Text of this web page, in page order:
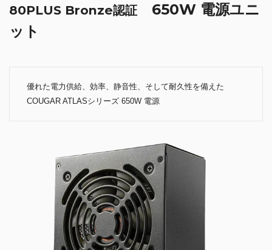
80PLUS Bronze認証 650W 電源ユニ
ット
優れた電力供給、効率、静音性、そして耐久性を備えた
COUGAR ATLASシリーズ 650W 電源